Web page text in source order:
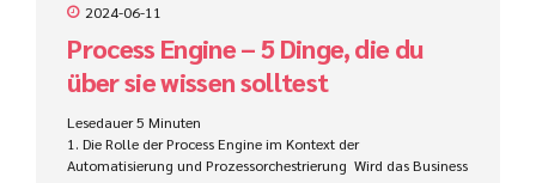
2024-06-11
Process Engine – 5 Dinge, die du
über sie wissen solltest
Lesedauer5 Minuten
1. Die Rolle der Process Engine im Kontext der
Automatisierung und Prozessorchestrierung Wird das Business